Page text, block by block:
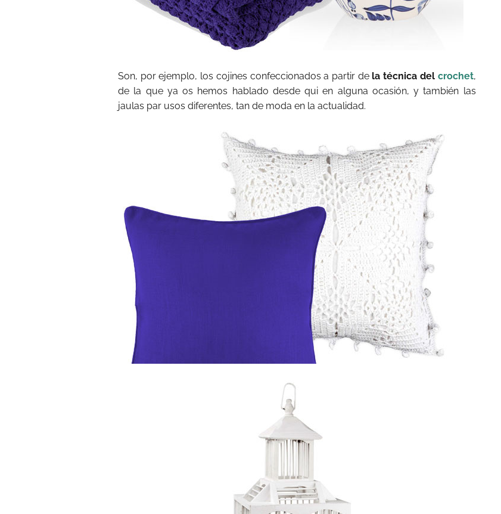
Son, por ejemplo, los cojines confeccionados a partir de la técnica del crochet,
de la que ya os hemos hablado desde qui en alguna ocasión, y también las
jaulas par usos diferentes, tan de moda en la actualidad.